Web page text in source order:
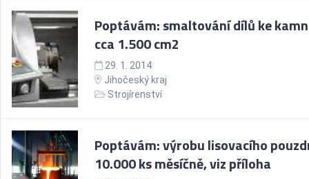
Poptávám: smaltování dílů ke
cca 1.500 cm2
29. 1. 2014
Jihočeský kraj
Strojírenství
Poptávám: výrobu lisovacího
10.000 ks měsíčně, viz příloha